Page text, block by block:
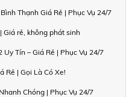
Thạnh Giá Rẻ | Phục Vụ 24/7
Giá rẻ, không phát sinh
Tín – Giá Rẻ | Phục Vụ 24/7
Rẻ | Gọi Là Có Xe!
Chóng | Phục Vụ 24/7